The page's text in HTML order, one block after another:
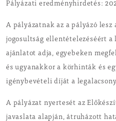
Pályázati eredményhirdetés:
A pályázatnak az a pályázó lesz
jogosultság ellentételezéséért a
ajánlatot adja, egyebeken
és ugyanakkor a körhinták és
igénybevételi díját a
A pályázat nyertesét az
javaslata alapján, átruházott